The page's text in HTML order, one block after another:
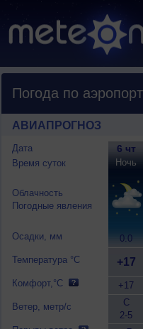
Погода по
АВИАПРОГНОЗ
Дата
Время суток
Облачность
Погодные явления
Осадки, мм
Температура °C
Комфорт,°C
Ветер, метр/с
6 чт
Ночь
0.0
+17
+17
С
2-5